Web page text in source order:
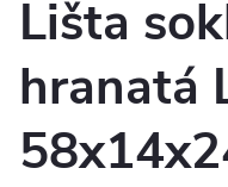
Lišta
hranatá